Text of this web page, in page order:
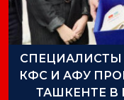
СПЕЦИАЛИСТЫ
КФС И АФУ
ТАШКЕНТЕ